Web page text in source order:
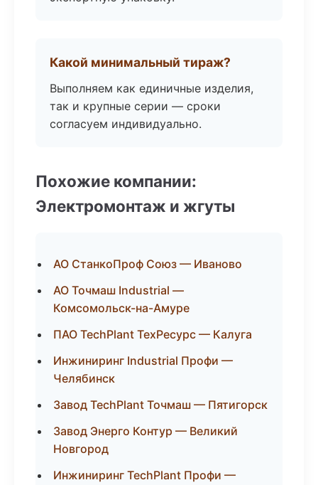
Какой минимальный тираж?
Выполняем как единичные изделия,
так и крупные серии — сроки
согласуем индивидуально.
Похожие компании:
Электромонтаж и жгуты
АО СтанкоПроф Союз — Иваново
АО Точмаш Industrial —
Комсомольск-на-Амуре
ПАО TechPlant ТехРесурс — Калуга
Инжиниринг Industrial Профи —
Челябинск
Завод TechPlant Точмаш — Пятигорск
Завод Энерго Контур — Великий
Новгород
Инжиниринг TechPlant Профи —